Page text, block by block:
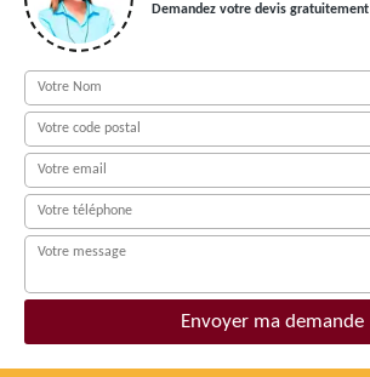
Demandez votre devis gratuitement